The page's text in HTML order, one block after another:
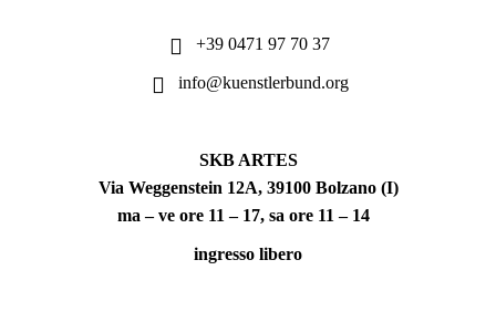
+39 0471 97 70 37
info@kuenstlerbund.org
SKB ARTES
Via Weggenstein 12A, 39100 Bolzano (I)
ma – ve ore 11 – 17, sa ore 11 – 14
ingresso libero